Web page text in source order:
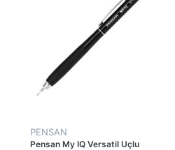
PENSAN
Pensan My IQ Versatil Uçlu